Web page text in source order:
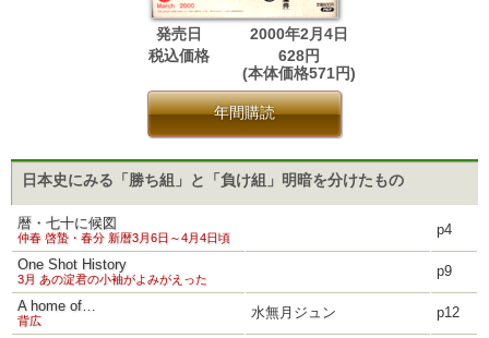
発売日
2000年2月4日
税込価格
628円
(本体価格571円)
年間購読
日本史にみる「勝ち組」と「負け組」明暗を分けたもの
暦・七十に候図
仲春 啓蟄・春分 新暦3月6日～4月4日頃 p4
One Shot History
3月 あの淀君の小袖がよみがえった p9
A home of…
背広 水無月ジュン p12